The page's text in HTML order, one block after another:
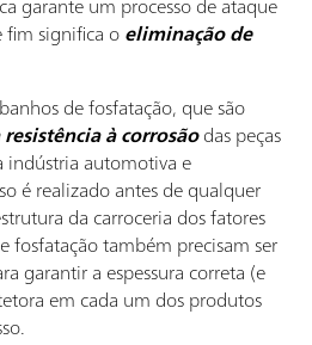
fim significa oeliminação de
de fosfatação, que são
à corrosãodas peças
indústria automotiva e
é realizado antes de qualquer
da carroceria dos fatores
fosfatação também precisam ser
garantir a espessura correta (e
em cada um dos produtos